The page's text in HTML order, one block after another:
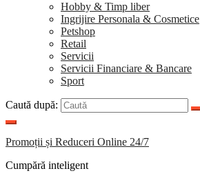
Hobby & Timp liber
Ingrijire Personala & Cosmetice
Petshop
Retail
Servicii
Servicii Financiare & Bancare
Sport
Caută după:
Promoții și Reduceri Online 24/7
Cumpără inteligent